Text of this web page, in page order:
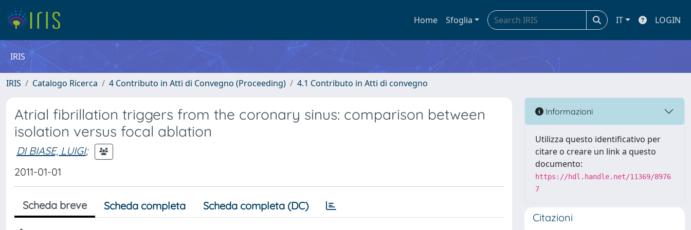
Home Sfoglia IT LOGIN
IRIS
IRIS Catalogo Ricerca 4 Contributo in Atti di Convegno (Proceeding) 4.1 Contributo in Atti di convegno
Atrial fibrillation triggers from the coronary sinus: comparison between
isolation versus focal ablation
DI BIASE, LUIGI;
2011-01-01
Scheda breve Scheda completa Scheda completa (DC)
Informazioni
Utilizza questo identificativo per
citare o creare un link a questo
documento:
https://hdl.handle.net/11369/8976
7
Citazioni